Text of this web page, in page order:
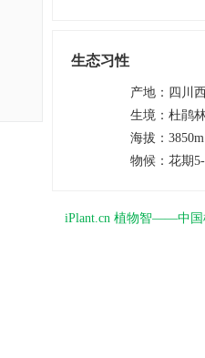
生态习性
产地 ： 四川
生境 ： 杜鹃
海拔 ：
物候 ： 花期
iPlant.cn 植物智——中国